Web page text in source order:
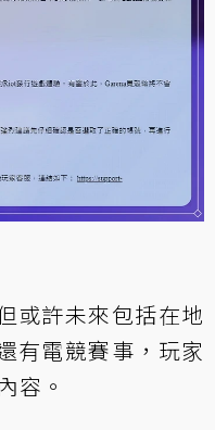
或許未來包括在地
有電競賽事，玩家
容。